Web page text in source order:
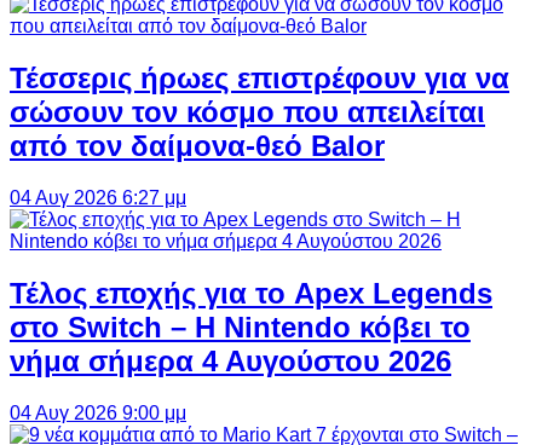
Τέσσερις ήρωες επιστρέφουν για να
σώσουν τον κόσμο που απειλείται
από τον δαίμονα-θεό Balor
04 Αυγ 2026 6:27 μμ
Τέλος εποχής για το Apex Legends
στο Switch – Η Nintendo κόβει το
νήμα σήμερα 4 Αυγούστου 2026
04 Αυγ 2026 9:00 μμ